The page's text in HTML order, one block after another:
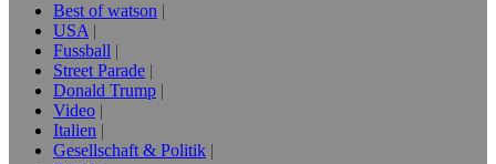
Best of watson
USA
Fussball
Street Parade
Donald Trump
Video
Italien
Gesellschaft & Politik